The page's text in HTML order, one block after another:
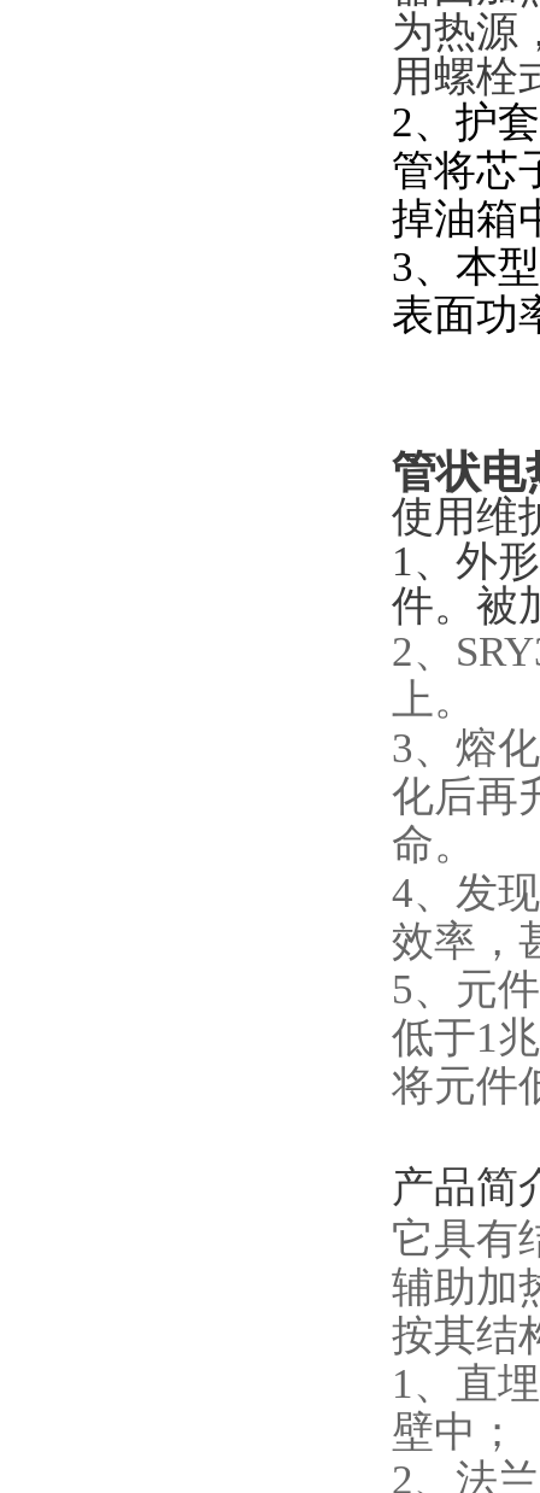
为热源
用螺栓
2、护
管将芯
掉油箱
3、本
表面功
管状电
使用维
1、外
件。被
2、
上。
3、熔
化后再
命。
4、发
效率，
5、元
低于1
将元件
产品简
它具有
辅助加
按其结
1、直
壁中；
2、法